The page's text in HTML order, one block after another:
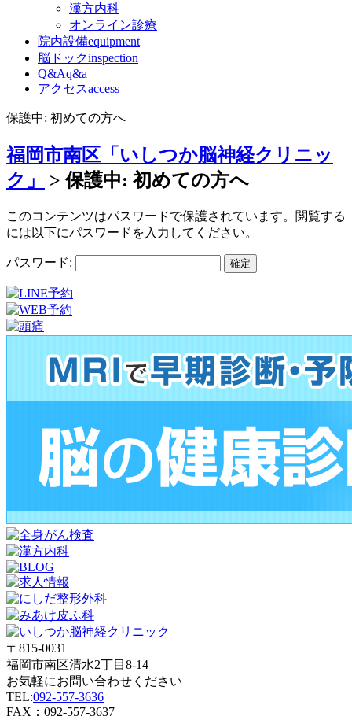
漢方内科
オンライン診療
院内設備equipment
脳ドックinspection
Q&Aq&a
アクセスaccess
保護中: 初めての方へ
福岡市南区「いしつか脳神経クリニッ
ク」
>保護中: 初めての方へ
このコンテンツはパスワードで保護されています。閲覧する
には以下にパスワードを入力してください。
パスワード:
〒815-0031
福岡市南区清水2丁目8-14
お気軽にお問い合わせください
TEL:092-557-3636
FAX：092-557-3637